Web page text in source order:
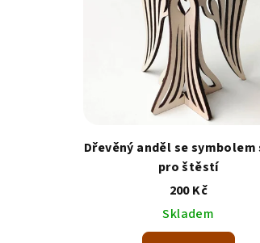
Dřevěný anděl se symbolem
pro štěstí
200 Kč
Skladem